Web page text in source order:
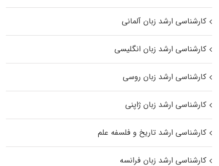
کارشناسی ارشد زبان آلمانی
کارشناسی ارشد زبان انگلیسی
کارشناسی ارشد زبان روسی
کارشناسی ارشد زبان ژاپنی
کارشناسی ارشد تاریخ و فلسفه علم
کارشناسی ارشد زبان فرانسه